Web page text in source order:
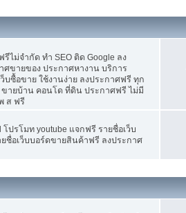
ม่จำกัด ทำ SEO ติด Google ลง
ขายของ ประกาศหางาน บริการ
บซื้อขาย ใช้งานง่าย ลงประกาศฟรี ทุก
ายบ้าน คอนโด ที่ดิน ประกาศฟรี ไม่มี
ส ฟรี
ปรโมท youtube แจกฟรี รายชื่อเว็บ
ชื่อเว็บบอร์ดขายสินค้าฟรี ลงประกาศ